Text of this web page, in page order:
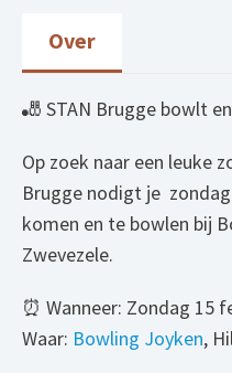
Over
🎳 STAN Brugge bowlt
Op zoek naar een leuke
Brugge nodigt je
komen en te bowlen bij
Zwevezele.
⏰ Wanneer: Zondag 15
Waar: Bowling Joyken,